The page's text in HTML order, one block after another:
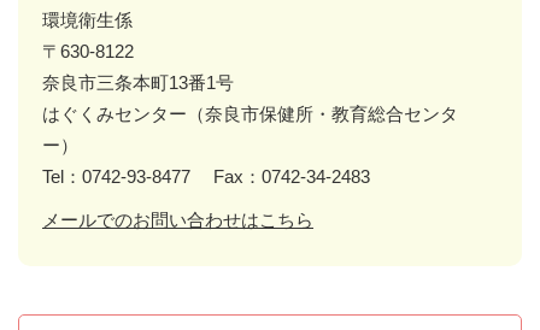
環境衛生係
〒630-8122
奈良市三条本町13番1号
はぐくみセンター（奈良市保健所・教育総合センタ
ー）
Tel：0742-93-8477
Fax：0742-34-2483
メールでのお問い合わせはこちら